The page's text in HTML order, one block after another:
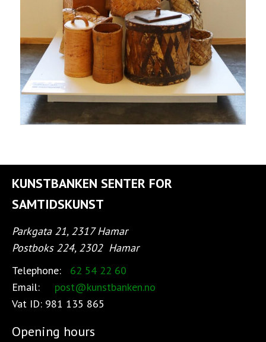
KUNSTBANKEN SENTER FOR
SAMTIDSKUNST
Parkgata 21, 2317 Hamar
Postboks 224, 2302 Hamar
Telephone:
62 54 22 60
Email:
post@kunstbanken.no
Vat ID: 981 135 865
Opening hours